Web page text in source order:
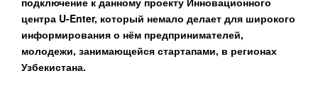
центра U-Enter, который немало делает для широкого
информирования о нём предпринимателей,
молодежи, занимающейся стартапами, в регионах
Узбекистана.